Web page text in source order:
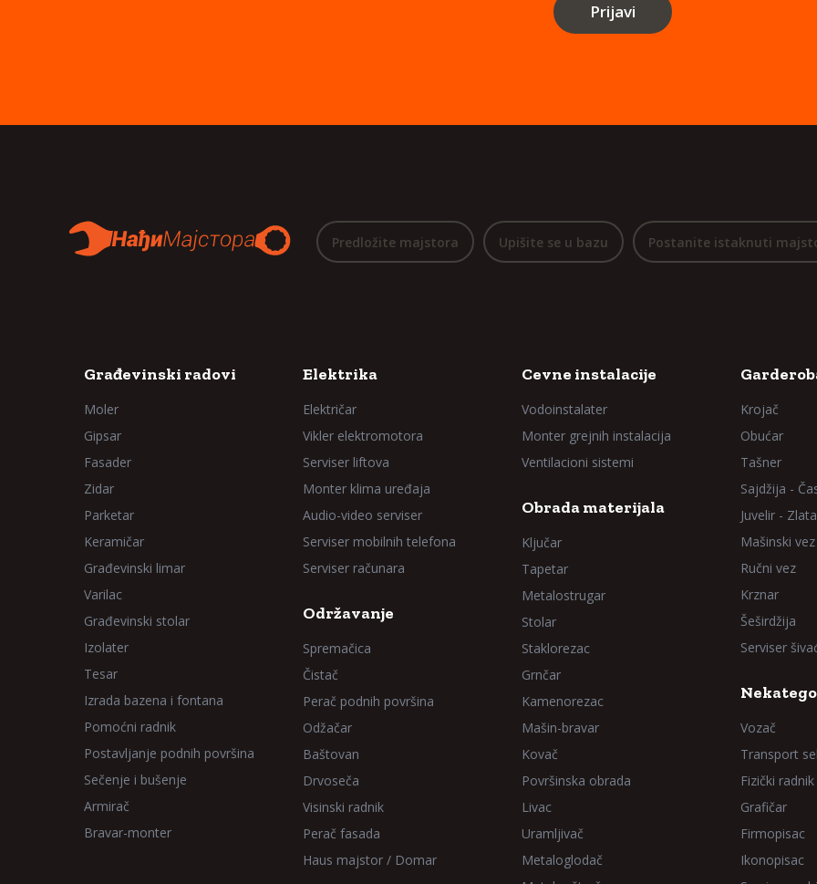
Prijavi
Predložite majstora Upišite se u bazu Postanite istaknuti
Građevinski radovi
Moler
Gipsar
Fasader
Zidar
Parketar
Keramičar
Građevinski limar
Varilac
Građevinski stolar
Izolater
Tesar
Izrada bazena i fontana
Pomoćni radnik
Postavljanje podnih površina
Sečenje i bušenje
Armirač
Bravar-monter
Elektrika
Električar
Vikler elektromotora
Serviser liftova
Monter klima uređaja
Audio-video serviser
Serviser mobilnih telefona
Serviser računara
Održavanje
Spremačica
Čistač
Perač podnih površina
Odžačar
Baštovan
Drvoseča
Visinski radnik
Perač fasada
Haus majstor / Domar
Cevne instalacije
Vodoinstalater
Monter grejnih instalacija
Ventilacioni sistemi
Obrada materijala
Ključar
Tapetar
Metalostrugar
Stolar
Staklorezac
Grnčar
Kamenorezac
Mašin-bravar
Kovač
Površinska obrada
Livac
Uramljivač
Metaloglodač
Krojač
Obućar
Tašner
Sajdžija -
Juvelir -
Mašinski vez
Ručni vez
Krznar
Šeširdžija
Serviser
Vozač
Transport
Fizički radnik
Grafičar
Firmopisac
Ikonopisac